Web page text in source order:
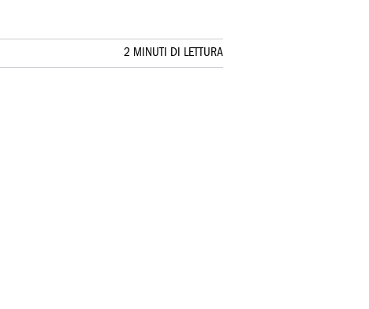
2 MINUTI DI LETTURA